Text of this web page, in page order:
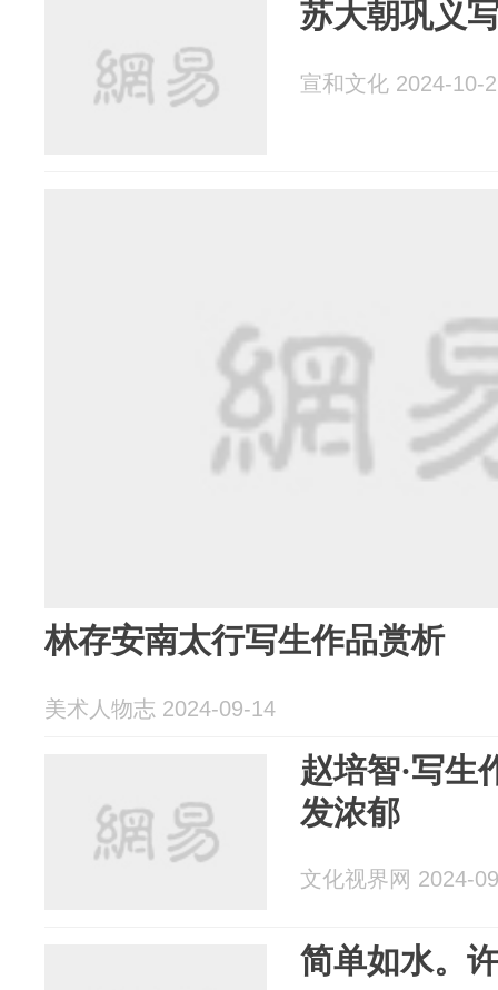
苏大朝巩义
宣和文化 2024-10-
林存安南太行写生作品赏析
美术人物志 2024-09-14
赵培智·写生
发浓郁
文化视界网 2024-
简单如水。